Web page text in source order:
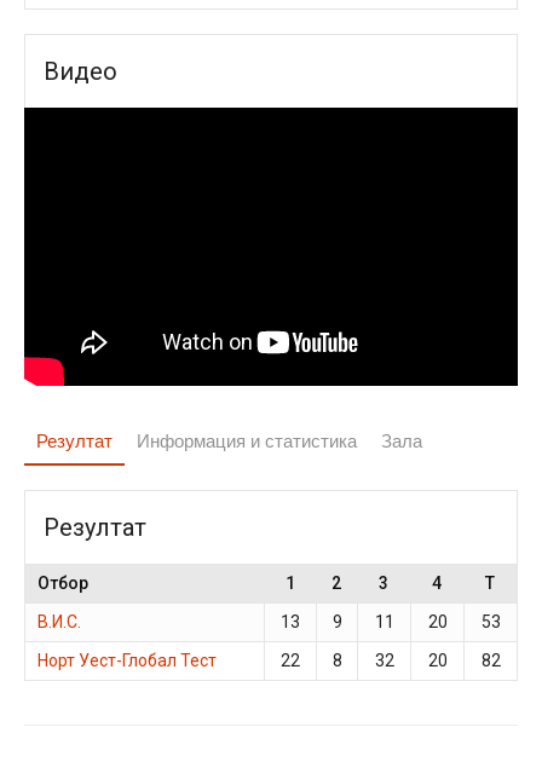
Видео
Резултат Информация и статистика Зала
Резултат
Отбор 1 2 3 4
T
В.И.С.
13 9 11 20
53
Норт Уест-Глобал Тест
22 8 32 20 82